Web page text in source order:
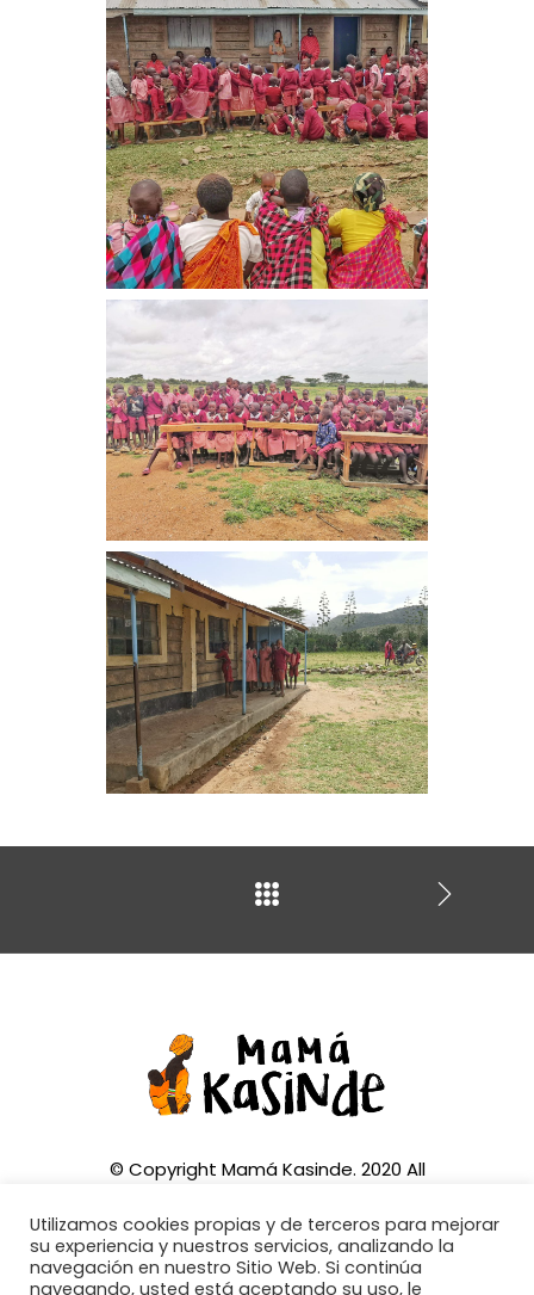
© Copyright Mamá Kasinde. 2020 All
Utilizamos cookies propias y de terceros para mejorar
su experiencia y nuestros servicios, analizando la
navegación en nuestro Sitio Web. Si continúa
navegando, usted está aceptando su uso, le